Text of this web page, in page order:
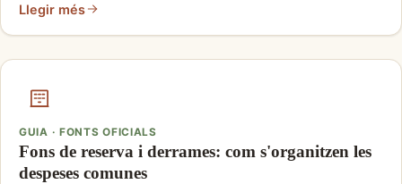
Llegir més
GUIA · FONTS OFICIALS
Fons de reserva i derrames: com s'organitzen les
despeses comunes